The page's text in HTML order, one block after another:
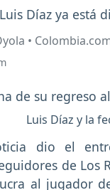
Díaz ya está
•
Luis Díaz y la
dio el
de Los
al jugador